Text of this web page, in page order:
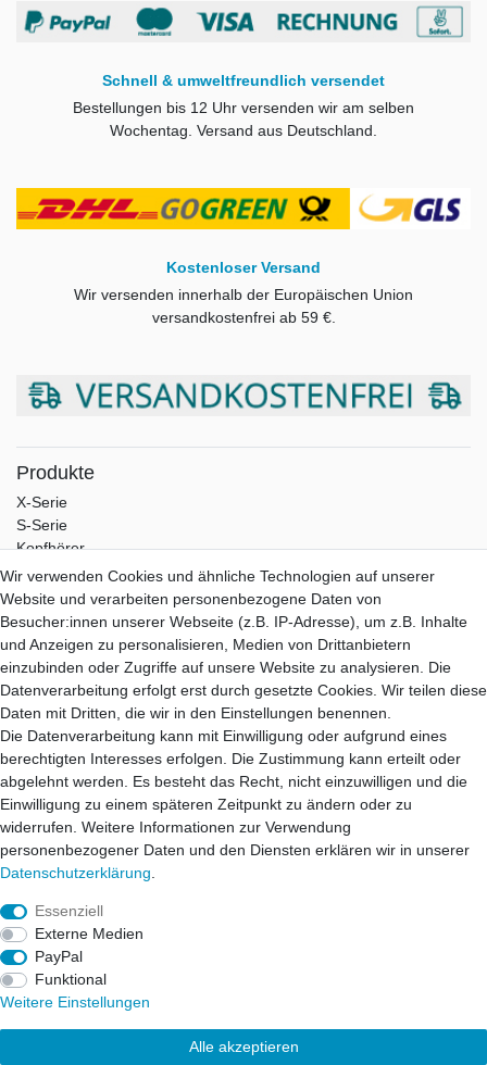
Schnell & umweltfreundlich versendet
Bestellungen bis 12 Uhr versenden wir am selben
Wochentag. Versand aus Deutschland.
Kostenloser Versand
Wir versenden innerhalb der Europäischen Union
versandkostenfrei ab59 €.
Produkte
X-Serie
S-Serie
Kopfhörer
Portable
Zubehör
Service
Versand
Zahlung
Garantie
Downloads
Aune-Store
Über Uns
Mein Konto
Widerrufs­recht
Daten­schutz­erklärung
Wir verwenden Cookies und ähnliche Technologien auf unserer
Website und verarbeiten personenbezogene Daten von
Besucher:innen unserer Webseite (z.B. IP-Adresse), um z.B. Inhalte
und Anzeigen zu personalisieren, Medien von Drittanbietern
einzubinden oder Zugriffe auf unsere Website zu analysieren. Die
Datenverarbeitung erfolgt erst durch gesetzte Cookies. Wir teilen diese
Daten mit Dritten, die wir in den Einstellungen benennen.
Die Datenverarbeitung kann mit Einwilligung oder aufgrund eines
berechtigten Interesses erfolgen. Die Zustimmung kann erteilt oder
abgelehnt werden. Es besteht das Recht, nicht einzuwilligen und die
Einwilligung zu einem späteren Zeitpunkt zu ändern oder zu
widerrufen. Weitere Informationen zur Verwendung
personenbezogener Daten und den Diensten erklären wir in unserer
Daten­schutz­erklärung
Essenziell
Externe Medien
PayPal
Funktional
Weitere Einstellungen
Alle akzeptieren